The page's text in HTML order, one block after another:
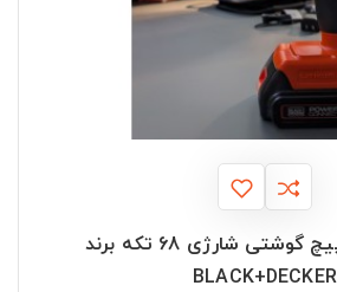
ست دریل و پیچ گوشتی شارژی 68 تکه برند
BLACK+DECKER